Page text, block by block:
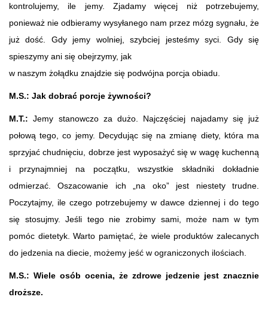
kontrolujemy, ile jemy. Zjadamy więcej niż potrzebujemy,
ponieważ nie odbieramy wysyłanego nam przez mózg sygnału, że
już dość. Gdy jemy wolniej, szybciej jesteśmy syci. Gdy się
spieszymy ani się obejrzymy, jak
w naszym żołądku znajdzie się podwójna porcja obiadu.
M.S.: Jak dobrać porcje żywności?
M.T.: Jemy stanowczo za dużo. Najczęściej najadamy się już
połową tego, co jemy. Decydując się na zmianę diety, która ma
sprzyjać chudnięciu, dobrze jest wyposażyć się w wagę kuchenną
i przynajmniej na początku, wszystkie składniki dokładnie
odmierzać. Oszacowanie ich „na oko” jest niestety trudne.
Poczytajmy, ile czego potrzebujemy w dawce dziennej i do tego
się stosujmy. Jeśli tego nie zrobimy sami, może nam w tym
pomóc dietetyk. Warto pamiętać, że wiele produktów zalecanych
do jedzenia na diecie, możemy jeść w ograniczonych ilościach.
M.S.: Wiele osób ocenia, że zdrowe jedzenie jest znacznie
droższe.